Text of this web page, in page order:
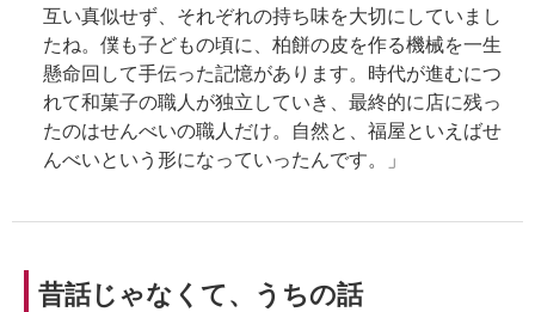
互い真似せず、それぞれの持ち味を大切にしていまし
たね。僕も子どもの頃に、柏餅の皮を作る機械を一生
懸命回して手伝った記憶があります。時代が進むにつ
れて和菓子の職人が独立していき、最終的に店に残っ
たのはせんべいの職人だけ。自然と、福屋といえばせ
んべいという形になっていったんです。」
昔話じゃなくて、うちの話